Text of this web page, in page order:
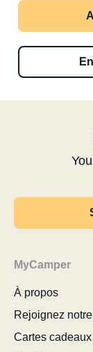
MyCamper
À propos
Rejoignez
Cartes cadeaux